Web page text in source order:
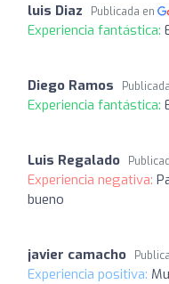
luis Diaz Publicada en
Experiencia fantástica:
Diego Ramos
Experiencia fantástica:
Luis Regalado
Experiencia negativa:
bueno
javier camacho
Experiencia positiva: